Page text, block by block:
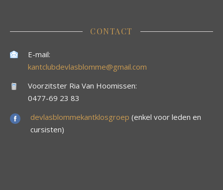
CONTACT
E-mail:
kantclubdevlasblomme@gmail.com
Voorzitster Ria Van Hoomissen:
0477-69 23 83
devlasblommekantklosgroep (enkel voor leden en
cursisten)